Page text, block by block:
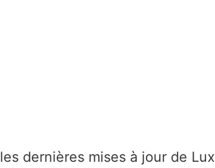
dernières mises à jour de Lux